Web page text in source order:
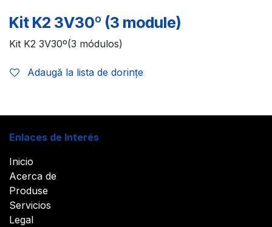
Kit K2 3V30º (3 module)
Kit K2 3V30º(3 módulos)
Adaugă la lista de dorințe
Enlaces de Interés
Inicio
Acerca de
Produse
Servicios
Legal